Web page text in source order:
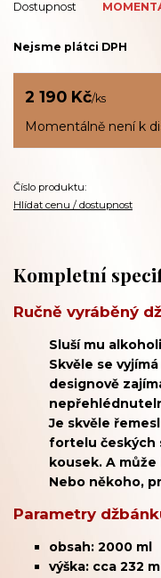
Dostupnost
Nejsme plátci DPH
2 190 Kč/ks
Momentálně není k
Číslo produktu:
Hlídat cenu / dostupnost
Kompletní
Ručně vyráběný
Sluší mu
Skvěle se
designově
Je skvěle
fortelu českých
kousek. A může
Nebo někoho,
Parametry
obsah: 2000 ml
výška: cca 232